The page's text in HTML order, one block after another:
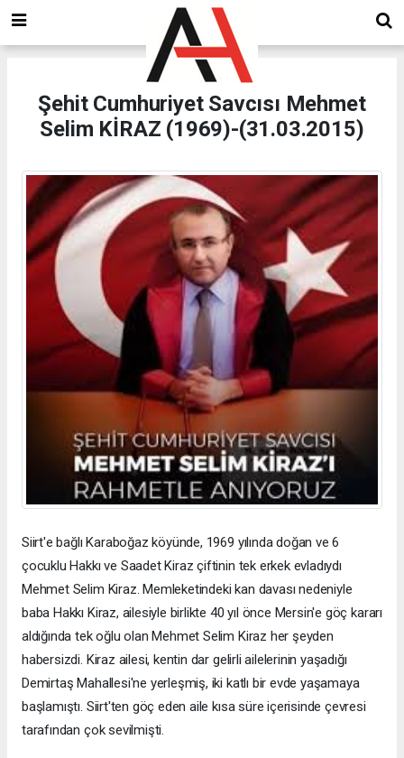
Şehit Cumhuriyet Savcısı Mehmet
Selim KİRAZ (1969)-(31.03.2015)
Siirt'e bağlı Karaboğaz köyünde, 1969 yılında doğan ve 6
çocuklu Hakkı ve Saadet Kiraz çiftinin tek erkek evladıydı
Mehmet Selim Kiraz. Memleketindeki kan davası nedeniyle
baba Hakkı Kiraz, ailesiyle birlikte 40 yıl önce Mersin'e göç kararı
aldığında tek oğlu olan Mehmet Selim Kiraz her şeyden
habersizdi. Kiraz ailesi, kentin dar gelirli ailelerinin yaşadığı
Demirtaş Mahallesi'ne yerleşmiş, iki katlı bir evde yaşamaya
başlamıştı. Siirt'ten göç eden aile kısa süre içerisinde çevresi
tarafından çok sevilmişti.